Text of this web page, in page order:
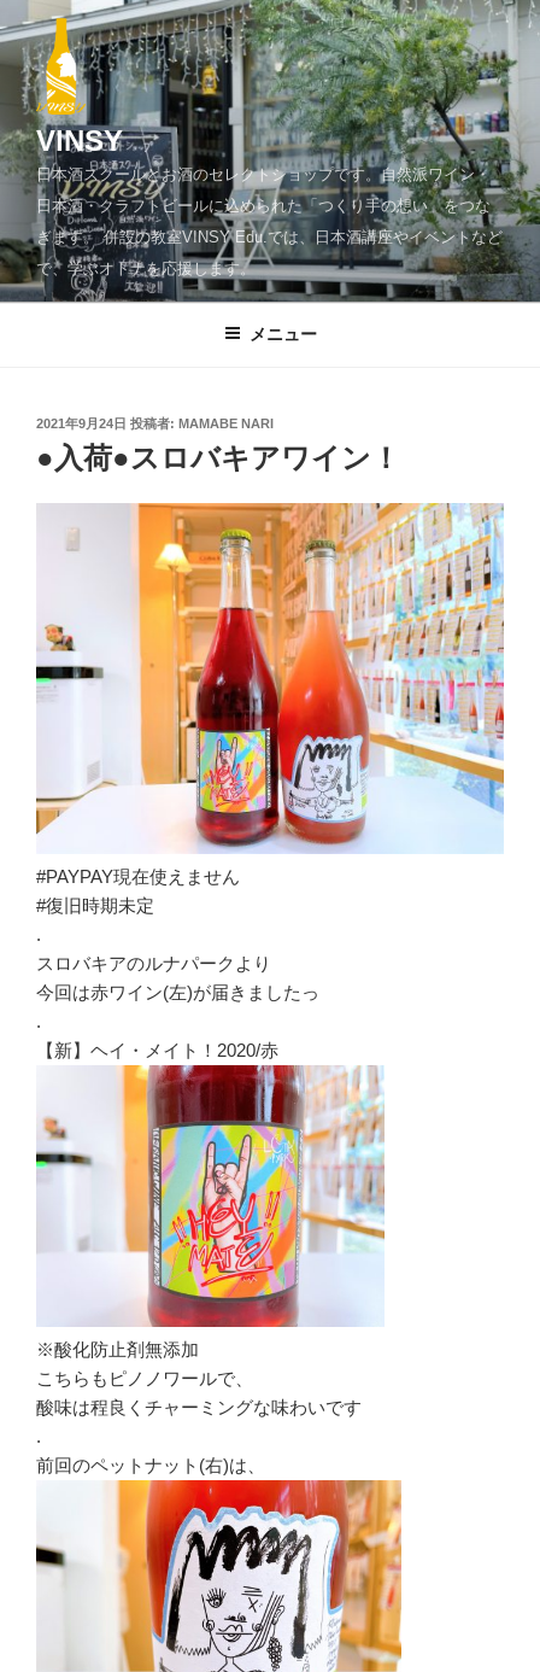
ン
ツ
へ
ッ
プ
VINSY
日本酒スクールとお酒のセレクトショップです。自然派ワイン・
日本酒・クラフトビールに込められた「つくり手の想い」をつな
ぎます。 併設の教室VINSY Edu.では、日本酒講座やイベントなど
で、学ぶオトナを応援します。
メニュー
投
日:
2021年9月24日 投稿者: MAMABE NARI
●入荷●スロバキアワイン！
#PAYPAY現在使えません
#復旧時期未定
.
スロバキアのルナパークより
今回は赤ワイン(左)が届きましたっ
.
【新】ヘイ・メイト！2020/赤
※酸化防止剤無添加
こちらもピノノワールで、
酸味は程良くチャーミングな味わいです
.
前回のペットナット(右)は、